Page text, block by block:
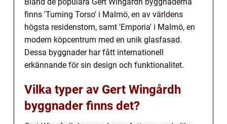
finns 'Turning Torso' i Malmö, en av världens
högsta residenstorn, samt 'Emporia' i Malmö, en
modern köpcentrum med en unik glasfasad.
Dessa byggnader har fått internationell
erkännande för sin design och funktionalitet.
Vilka typer av Gert Wingårdh
byggnader finns det?